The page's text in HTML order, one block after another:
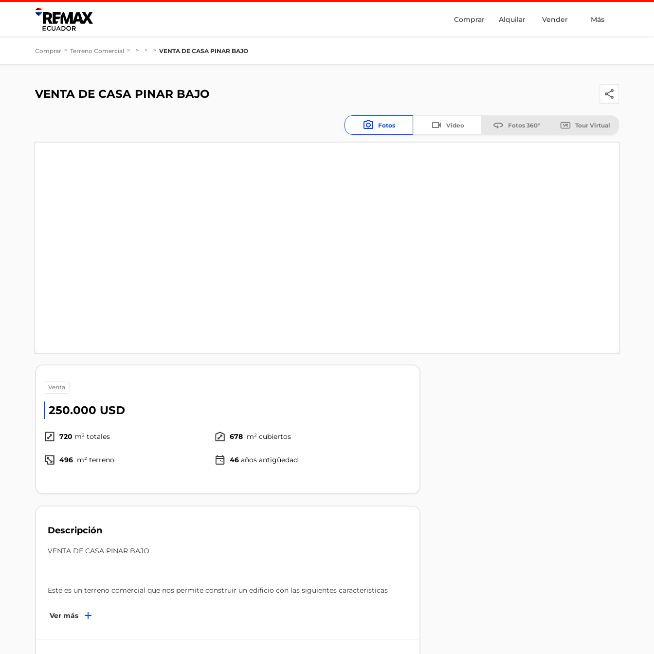
Comprar Alquilar Vender Más
Comprar > Terreno Comercial > > > > VENTA DE CASA PINAR BAJO
VENTA DE CASA PINAR BAJO
Fotos Video Fotos 360° Tour Virtual
venta
250.000 USD
720 m² totales 678 m² cubiertos
496 m² terreno 46 años antigüedad
Descripción
VENTA DE CASA PINAR BAJO
Este es un terreno comercial que nos permite construir un edificio con las siguientes caracteristicas
cos50%
edificabilidad maxima 8 pisos
Ver más